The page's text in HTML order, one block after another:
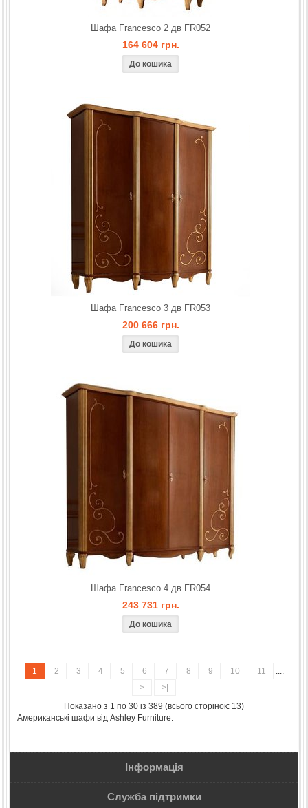
Шафа Francesco 2 дв FR052
164 604 грн.
Шафа Francesco 3 дв FR053
200 666 грн.
Шафа Francesco 4 дв FR054
243 731 грн.
1 2 3 4 5 6 7 8 9 10 11
....
>
>|
Показано з 1 по 30 із 389 (всього сторінок: 13)
Американські шафи від Ashley Furniture.
Інформація
Служба підтримки